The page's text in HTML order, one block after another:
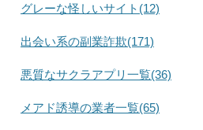
グレーな怪しいサイト(12)
出会い系の副業詐欺(171)
悪質なサクラアプリ一覧(36)
メアド誘導の業者一覧(65)